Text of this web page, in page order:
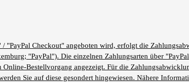
"PayPal Checkout" angeboten wird, erfolgt die
"PayPal"). Die einzelnen Zahlungsarten über
Online-Bestellvorgang angezeigt. Für die
Sie auf diese gesondert hingewiesen. Nähere